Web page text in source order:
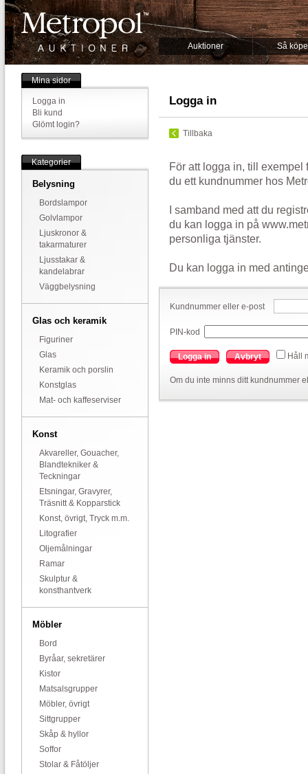
Auktioner Så
Mina sidor
Logga in
Bli kund
Glömt login?
Kategorier
Belysning
Bordslampor
Golvlampor
Ljuskronor &
takarmaturer
Ljusstakar &
kandelabrar
Väggbelysning
Glas och keramik
Figuriner
Glas
Keramik och porslin
Konstglas
Mat- och kaffeserviser
Konst
Akvareller, Gouacher,
Blandtekniker &
Teckningar
Etsningar, Gravyrer,
Träsnitt & Kopparstick
Konst, övrigt, Tryck m.m.
Litografier
Oljemålningar
Ramar
Skulptur &
konsthantverk
Möbler
Bord
Byråar, sekretärer
Kistor
Matsalsgrupper
Möbler, övrigt
Sittgrupper
Skåp & hyllor
Soffor
Stolar & Fåtöljer
Logga in
Tillbaka
För att logga in, till exempel
du ett kundnummer hos
I samband med att du
du kan logga in på
personliga tjänster.
Du kan logga in med
Kundnummer eller e-post
PIN-kod
Logga in Avbryt Håll
Om du inte minns ditt kundnummer